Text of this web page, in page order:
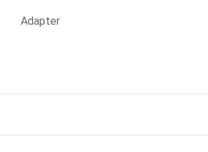
Adapter